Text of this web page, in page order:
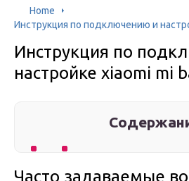
Home
Инструкция по подключению и
Инструкция по
настройке xiaomi mi
Часто задаваемые